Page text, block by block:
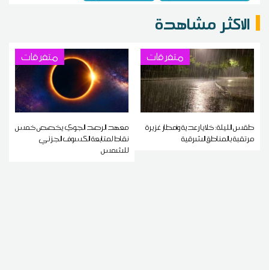
الاكثر مشاهدة
متفرقات
طقس الليلة: خلايا رعدية وأمطار غزيرة
مرتقبة بالمناطق الشرقية
متفرقات
معهد الرصد الجوي يخصص خمس
نقاط لمتابعة الكسوف الجزئي
للشمس